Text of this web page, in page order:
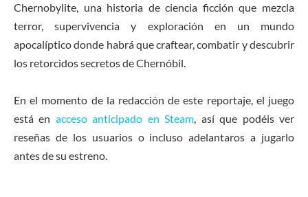
Chernobylite, una historia de ciencia ficción que mezcla
terror, supervivencia y exploración en un mundo
apocalíptico donde habrá que craftear, combatir y descubrir
los retorcidos secretos de Chernóbil.
En el momento de la redacción de este reportaje, el juego
está en acceso anticipado en Steam, así que podéis ver
reseñas de los usuarios o incluso adelantaros a jugarlo
antes de su estreno.